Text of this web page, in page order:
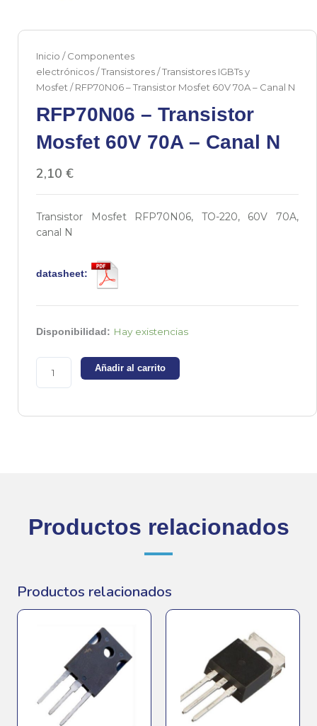
Inicio /Componentes
electrónicos/Transistores/Transistores IGBTs y
Mosfet / RFP70N06 – Transistor Mosfet 60V 70A – Canal N
RFP70N06 – Transistor
Mosfet 60V 70A – Canal N
2,10 €
Transistor Mosfet RFP70N06, TO-220, 60V 70A,
canal N
datasheet:
Disponibilidad: Hay existencias
RFP70N06
Transistor
Mosfet
60V
Añadir al carrito
Productos relacionados
Productos relacionados